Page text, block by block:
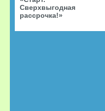
Сверхвыгодная
рассрочка!»